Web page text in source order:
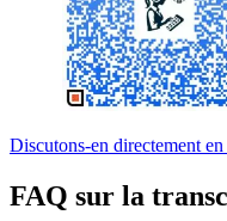
Discutons-en directement
FAQ sur la